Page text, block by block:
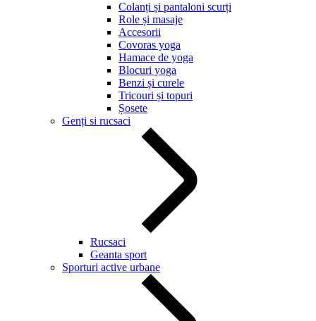
Colanți și pantaloni scurți
Role și masaje
Accesorii
Covoras yoga
Hamace de yoga
Blocuri yoga
Benzi și curele
Tricouri și topuri
Șosete
Genți si rucsaci
Rucsaci
Geanta sport
Sporturi active urbane